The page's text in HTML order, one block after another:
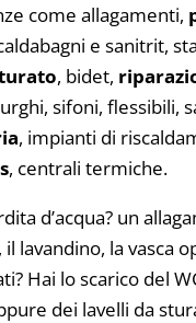
come allagamenti,
e sanitrit,
, bidet,
sifoni, flessibili,
, impianti di
, centrali termiche.
d’acqua? un
lavandino, la vasca
Hai lo scarico del
dei lavelli da